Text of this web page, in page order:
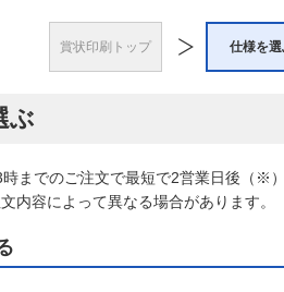
賞状印刷トップ 仕様を
ぶ
までのご注文で最短で2営業日後（※
内容によって異なる場合があります。